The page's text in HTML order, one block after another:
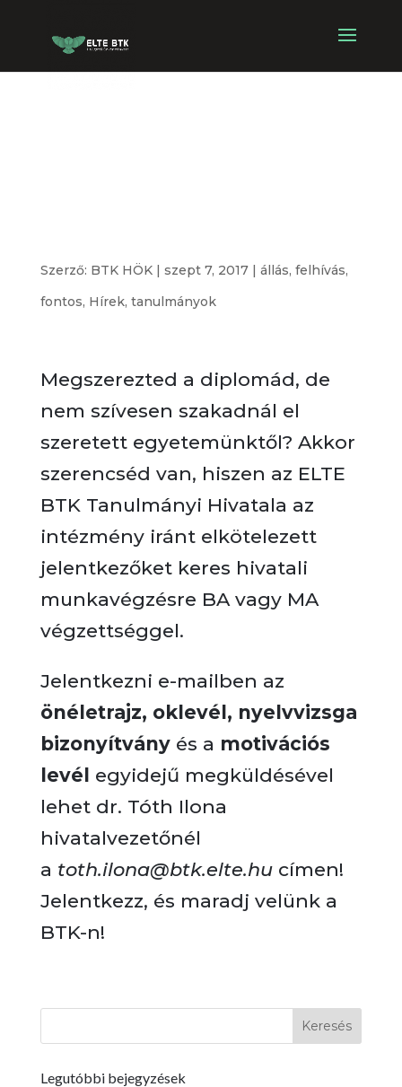
Szerző: BTK HÖK| szept 7, 2017| állás, felhívás,
fontos, Hírek, tanulmányok
Megszerezted a diplomád, de
nem szívesen szakadnál el
szeretett egyetemünktől? Akkor
szerencséd van, hiszen az ELTE
BTK Tanulmányi Hivatala az
intézmény iránt elkötelezett
jelentkezőket keres hivatali
munkavégzésre BA vagy MA
végzettséggel.
Jelentkezni e-mailben az
önéletrajz, oklevél, nyelvvizsga
bizonyítványés a motivációs
levél egyidejű megküldésével
lehet dr. Tóth Ilona
hivatalvezetőnél
a toth.ilona@btk.elte.hucímen!
Jelentkezz, és maradj velünk a
BTK-n!
Legutóbbi bejegyzések